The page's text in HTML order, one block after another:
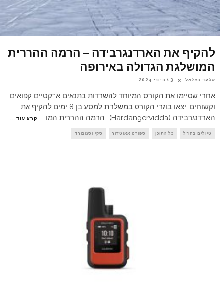
להקיף את הארדנגרבידה – הרמה ההררית
המושלגת הגדולה באירופה
אלעד בצלאל 13 ביוני 2024
אחרי שסיימו את הקורס המיוחד להשרדות בתנאים ארקטיים קפואים
וקשוחים, יצאו בוגרי הקורס במשלחת למסע בן 8 ימים להקיף את
הארדנגרבידה (Hardangervidda)- הרמה ההררית המו
... קרא עוד...
טיולים בחו"ל כל התוכן ספורט אאוטדור סקי וסנובורד